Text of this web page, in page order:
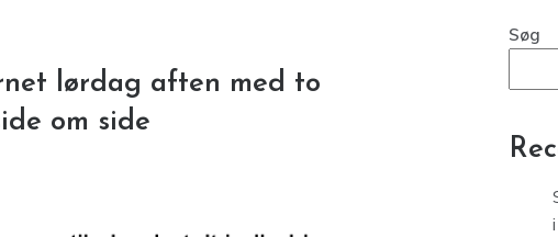
lørdag aften med to
om side
Søg